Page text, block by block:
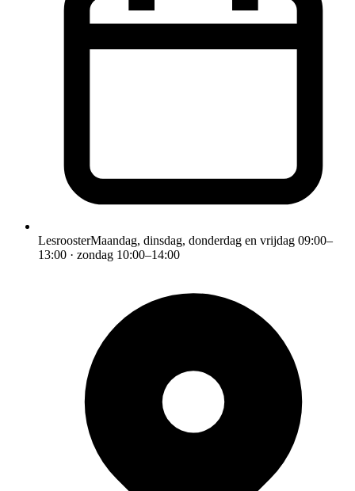
LesroosterMaandag, dinsdag, donderdag en vrijdag 09:00–
13:00 · zondag 10:00–14:00